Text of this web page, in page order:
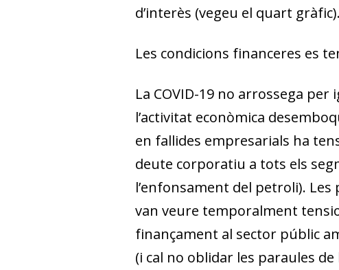
d’interès (vegeu el quart gràfic).
Les condicions financeres es
La COVID-19 no arrossega
l’activitat econòmica
en fallides empresarials ha
deute corporatiu a tots els
l’enfonsament del petroli).
van veure temporalment
finançament al sector públic
(i cal no oblidar les paraules